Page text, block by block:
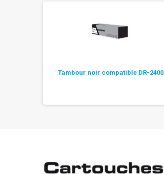
Tambour noir compatible DR-2400